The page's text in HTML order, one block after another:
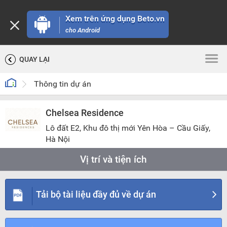
Xem trên ứng dụng Beto.vn
cho Android
QUAY LẠI
Thông tin dự án
Chelsea Residence
Lô đất E2, Khu đô thị mới Yên Hòa – Cầu Giấy,
Hà Nội
Vị trí và tiện ích
TIỆN ÍCH
CHỌN BÁN KÍNH
500 m
1 km
2 km
5 km 10 km
Tải bộ tài liệu đầy đủ về dự án